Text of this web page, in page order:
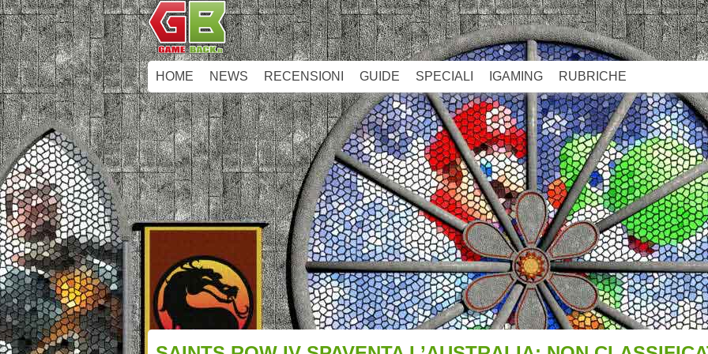
HOME NEWS RECENSIONI GUIDE SPECIALI IGAMING RUBRICHE